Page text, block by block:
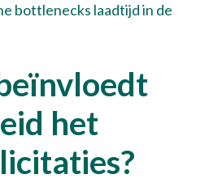
bottlenecks laadtijd in de
het